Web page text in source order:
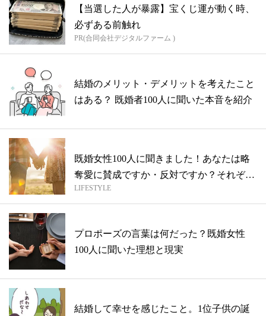
【当選した人が暴露】宝くじ運が動く時、
必ずある前触れ
PR(合同会社デジタルファーム )
結婚のメリット・デメリットを考えたこと
はある？ 既婚者100人に聞いた本音を紹介
既婚女性100人に聞きました！あなたは略
奪愛に賛成ですか・反対ですか？それぞれ
の...
LIFESTYLE
プロポーズの言葉は何だった？既婚女性
100人に聞いた理想と現実
結婚して幸せを感じたこと。1位子供の誕